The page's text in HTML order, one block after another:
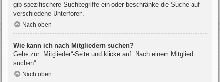
gib spezifischere Suchbegriffe ein oder beschränke die Suche auf
verschiedene Unterforen.
Nach oben
Wie kann ich nach Mitgliedern suchen?
Gehe zur „Mitglieder“-Seite und klicke auf „Nach einem Mitglied
suchen“.
Nach oben